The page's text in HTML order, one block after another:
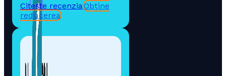
Citește recenziaObține
reducerea